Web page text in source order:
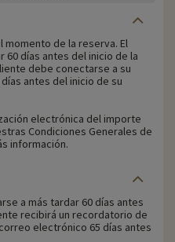
de la reserva. El
60 días antes del inicio de la
debe conectarse a su
antes del inicio de su
electrónica del importe
Condiciones Generales de
información.
a más tardar 60 días antes
recibirá un recordatorio de
electrónico 65 días antes